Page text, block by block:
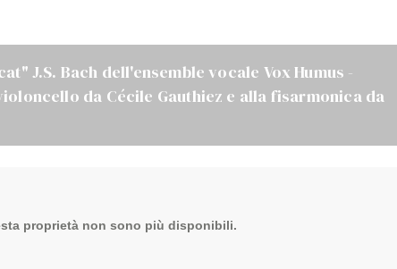
J.S. Bach dell'ensemble vocale Vox Humus -
da Cécile Gauthiez e alla fisarmonica da
proprietà non sono più disponibili.